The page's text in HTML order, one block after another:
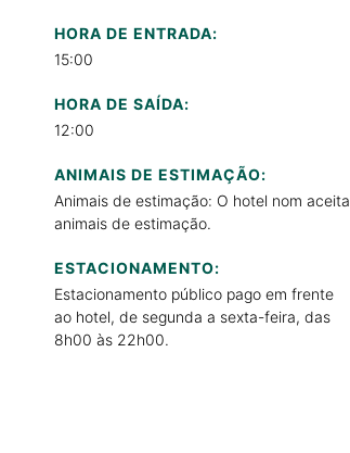
HORA DE ENTRADA:
15:00
HORA DE SAÍDA:
12:00
ANIMAIS DE ESTIMAÇÃO:
Animais de estimação: O hotel nom aceita
animais de estimação.
ESTACIONAMENTO:
Estacionamento público pago em frente
ao hotel, de segunda a sexta-feira, das
8h00 às 22h00.